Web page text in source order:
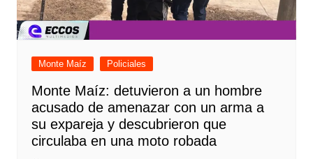
Monte Maíz Policiales
Monte Maíz: detuvieron a un hombre
acusado de amenazar con un arma a
su expareja y descubrieron que
circulaba en una moto robada